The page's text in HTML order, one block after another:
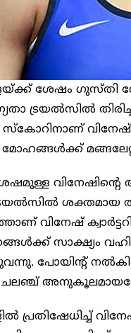
ശേഷം ഗുസ്തി
ട്രയല്‍സില്‍
സ്‌കോറിനാണ് വിനേഷ്
മോഹങ്ങള്‍ക്ക്
ശക്തമായ
വിനേഷ്
സാക്ഷ്യം
പോയിന്റ്
പ്രതിഷേധിച്ച്